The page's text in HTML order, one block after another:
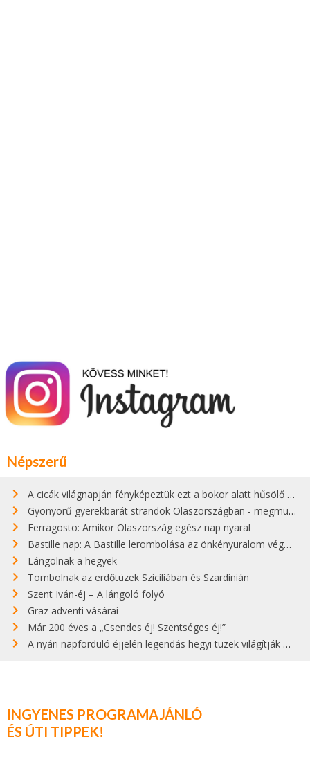
Népszerű
A cicák világnapján fényképeztük ezt a bokor alatt hűsölő cicát Kisorosziban
Gyönyörű gyerekbarát strandok Olaszországban - megmutatjuk a 15 legjobbat
Ferragosto: Amikor Olaszország egész nap nyaral
Bastille nap: A Bastille lerombolása az önkényuralom végét jelentette
Lángolnak a hegyek
Tombolnak az erdőtüzek Szicíliában és Szardínián
Szent Iván-éj – A lángoló folyó
Graz adventi vásárai
Már 200 éves a „Csendes éj! Szentséges éj!”
A nyári napforduló éjjelén legendás hegyi tüzek világítják meg Zugspitzét
INGYENES PROGRAMAJÁNLÓ
ÉS ÚTI TIPPEK!